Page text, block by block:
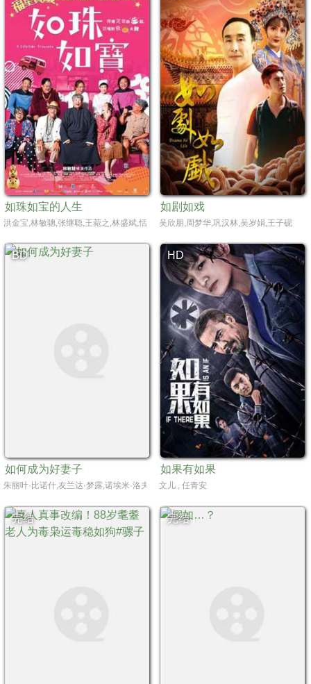
如珠如宝的人生
洪金宝,林敏骢,张继聪,王菀之,林盛斌,恬妞,梁小龙,林雪,泰迪·罗宾,吴耀汉,黄尧,邹
如剧如戏
吴欣朋,周梦华,巩汉林,吴岁娟,王子砚
BD
如何成为好妻子
朱丽叶·比诺什,友兰达·梦露,诺埃米·洛夫斯基,埃德瓦·贝耶
HD
如果有如果
文儿 , 任青安
完结 完结